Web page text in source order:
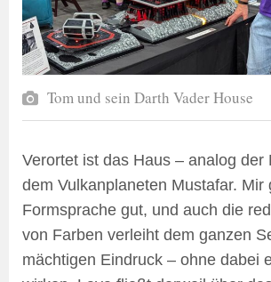
Tom und sein Darth Vader House
Verortet ist das Haus – analog der
dem Vulkanplaneten Mustafar. Mir
Formsprache gut, und auch die
von Farben verleiht dem ganzen
mächtigen Eindruck – ohne dabei